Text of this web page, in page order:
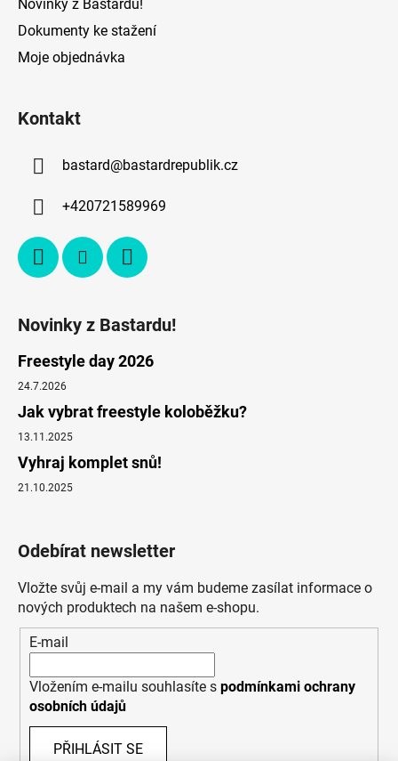
Novinky z Bastardu!
Dokumenty ke stažení
Moje objednávka
Kontakt
bastard@bastardrepublik.cz
+420721589969
Novinky z Bastardu!
Freestyle day 2026
24.7.2026
Jak vybrat freestyle koloběžku?
13.11.2025
Vyhraj komplet snů!
21.10.2025
Odebírat newsletter
Vložte svůj e-mail a my vám budeme zasílat informace o
nových produktech na našem e-shopu.
E-mail
Vložením e-mailu souhlasíte s podmínkami ochrany
osobních údajů
PŘIHLÁSIT SE